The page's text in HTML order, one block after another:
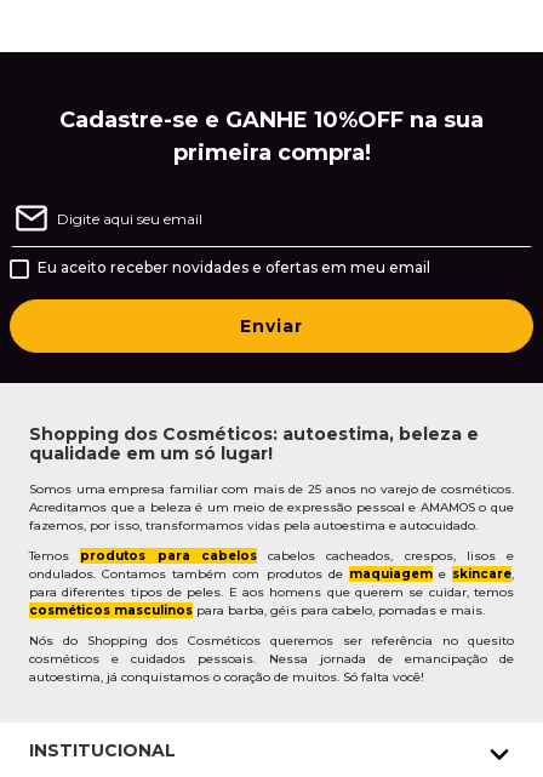
Cadastre-se e GANHE 10%OFF na sua
primeira compra!
Eu aceito receber novidades e ofertas em meu email
Enviar
Shopping dos Cosméticos: autoestima, beleza e
qualidade em um só lugar!
Somos uma empresa familiar com mais de 25 anos no varejo de cosméticos.
Acreditamos que a beleza é um meio de expressão pessoal e AMAMOS o que
fazemos, por isso, transformamos vidas pela autoestima e autocuidado.
Temos produtos para cabeloscabelos cacheados, crespos, lisos e
ondulados. Contamos também com produtos de maquiageme skincare,
para diferentes tipos de peles. E aos homens que querem se cuidar, temos
cosméticos masculinos para barba, géis para cabelo, pomadas e mais.
Nós do Shopping dos Cosméticos queremos ser referência no quesito
cosméticos e cuidados pessoais. Nessa jornada de emancipação de
autoestima, já conquistamos o coração de muitos. Só falta você!
INSTITUCIONAL